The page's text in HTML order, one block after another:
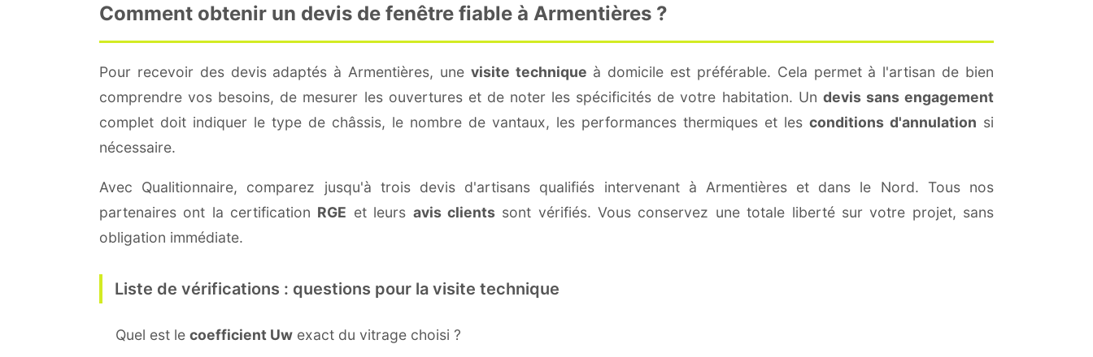
Comment obtenir un devis de fenêtre fiable à Armentières ?
Pour recevoir des devis adaptés à Armentières, une visite technique à domicile est préférable. Cela permet à l'artisan de bien
comprendre vos besoins, de mesurer les ouvertures et de noter les spécificités de votre habitation. Un devis sans engagement
complet doit indiquer le type de châssis, le nombre de vantaux, les performances thermiques et les conditions d'annulation si
nécessaire.
Avec Qualitionnaire, comparez jusqu'à trois devis d'artisans qualifiés intervenant à Armentières et dans le Nord. Tous nos
partenaires ont la certification RGE et leurs avis clientssont vérifiés. Vous conservez une totale liberté sur votre projet, sans
obligation immédiate.
Liste de vérifications : questions pour la visite technique
Quel est le coefficient Uw exact du vitrage choisi ?